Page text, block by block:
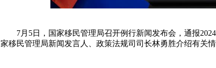
7月5日，国家移民管理局召开例行新闻发布会，通报
家移民管理局新闻发言人、政策法规司司长林勇胜介绍有关情